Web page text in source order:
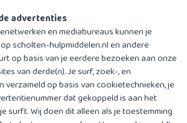
advertenties
en mediabureaus kunnen je
scholten-hulpmiddelen.nl en andere
op basis van je eerdere bezoeken aan onze
van derde(n). Je surf, zoek-, en
op basis van cookietechnieken, je
dat gekoppeld is aan het
surft. Wij doen dit alleen als je toestemming